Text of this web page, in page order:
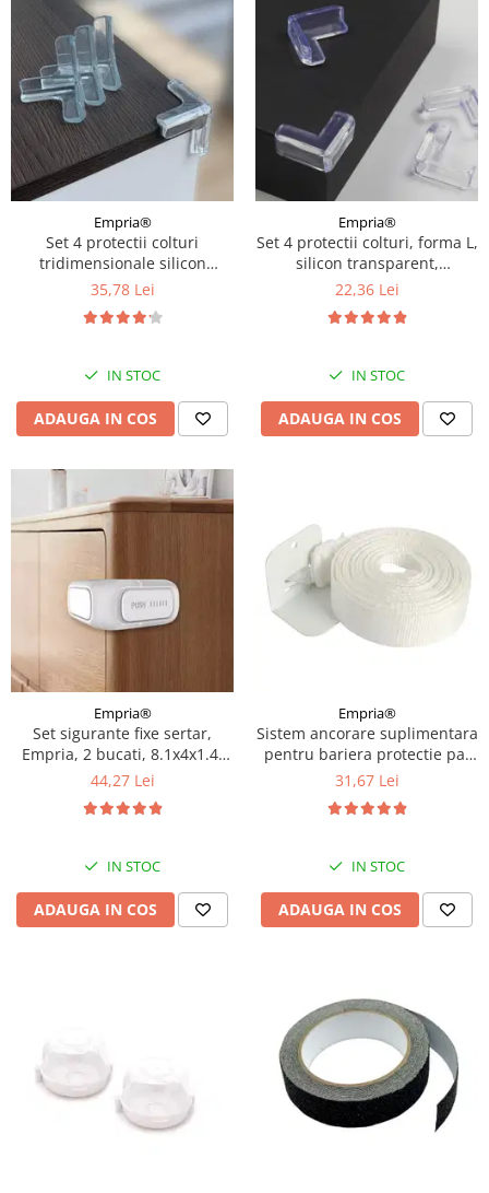
Empria®
Set 4 protectii colturi
tridimensionale silicon
transparent, 4.5x1.5x0.5 cm
35,78 Lei
IN STOC
ADAUGA IN COS
Empria®
Set 4 protectii colturi, forma L,
silicon transparent,
1.5x0.5x4.0 cm
22,36 Lei
IN STOC
ADAUGA IN COS
Empria®
Set sigurante fixe sertar,
Empria, 2 bucati, 8.1x4x1.4,
Alb/Gri
44,27 Lei
IN STOC
ADAUGA IN COS
Empria®
Sistem ancorare suplimentara
pentru bariera protectie pat
copii
31,67 Lei
IN STOC
ADAUGA IN COS